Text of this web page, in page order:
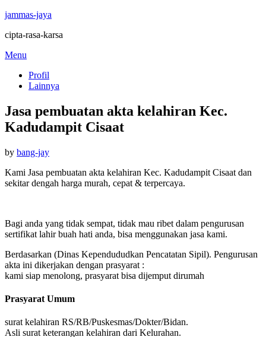
jammas-jaya
cipta-rasa-karsa
Skip
content
Menu
Profil
Lainnya
Jasa pembuatan akta kelahiran Kec.
Kadudampit Cisaat
by bang-jayPosted
Kami Jasa pembuatan akta kelahiran Kec. Kadudampit Cisaat dan
sekitar dengah harga murah, cepat & terpercaya.
Bagi anda yang tidak sempat, tidak mau ribet dalam pengurusan
sertifikat lahir buah hati anda, bisa menggunakan jasa kami.
Berdasarkan (Dinas Kependududkan Pencatatan Sipil). Pengurusan
akta ini dikerjakan dengan prasyarat :
kami siap menolong, prasyarat bisa dijemput dirumah
Prasyarat Umum
surat kelahiran RS/RB/Puskesmas/Dokter/Bidan.
Asli surat keterangan kelahiran dari Kelurahan.